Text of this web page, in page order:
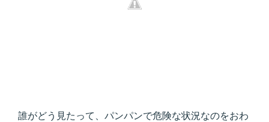
誰がどう見たって、パンパンで危険な状況なのをおわ